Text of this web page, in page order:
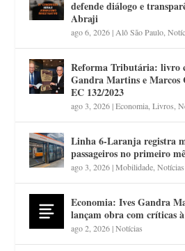
defende diálogo e
Abraji
ago 6, 2026|Alô São Paulo,
Reforma Tributária: livro
Gandra Martins e Marcos
EC 132/2023
ago 3, 2026|Economia,Livros,
Linha 6-Laranja registra
passageiros no primeiro
ago 3, 2026|Mobilidade,Notícias
Economia: Ives Gandra
lançam obra com críticas
ago 2, 2026|Notícias